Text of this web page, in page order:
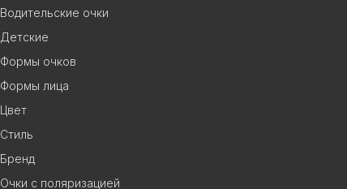
Водительские очки
Детские
Формы очков
Формы лица
Цвет
Стиль
Бренд
Очки с поляризацией